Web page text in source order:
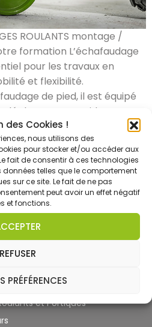
des Cookies !
nous utilisons des
pour stocker et/ou accéder aux
fait de consentir à ces technologies
telles que le comportement
sur ce site. Le fait de ne pas
peut avoir un effet négatif
et fonctions.
REFUSER
PRÉFÉRENCES
ROULANTS montage /
formation L’échafaudage
pour les travaux en
et flexibilité.
de pied, il est équipé
rapide, tout en
grâce à des dispositifs
utilisation requiert une […]
de chantier
et Portiques